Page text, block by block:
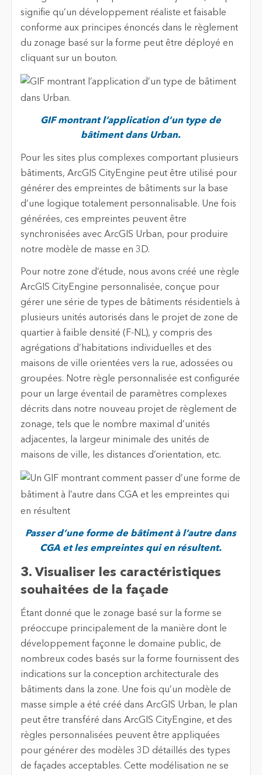
signifie qu’un développement réaliste et faisable
conforme aux principes énoncés dans le règlement
du zonage basé sur la forme peut être déployé en
cliquant sur un bouton.
GIF montrant l’application d’un type de
bâtiment dans Urban.
Pour les sites plus complexes comportant plusieurs
bâtiments, ArcGIS CityEngine peut être utilisé pour
générer des empreintes de bâtiments sur la base
d’une logique totalement personnalisable. Une fois
générées, ces empreintes peuvent être
synchronisées avec ArcGIS Urban, pour produire
notre modèle de masse en 3D.
Pour notre zone d’étude, nous avons créé une règle
ArcGIS CityEngine personnalisée, conçue pour
gérer une série de types de bâtiments résidentiels à
plusieurs unités autorisés dans le projet de zone de
quartier à faible densité (F-NL), y compris des
agrégations d’habitations individuelles et des
maisons de ville orientées vers la rue, adossées ou
groupées. Notre règle personnalisée est configurée
pour un large éventail de paramètres complexes
décrits dans notre nouveau projet de règlement de
zonage, tels que le nombre maximal d’unités
adjacentes, la largeur minimale des unités de
maisons de ville, les distances d’orientation, etc.
Passer d’une forme de bâtiment à l’autre dans
CGA et les empreintes qui en résultent.
3.Visualiser les caractéristiques
souhaitées de la façade
Étant donné que le zonage basé sur la forme se
préoccupe principalement de la manière dont le
développement façonne le domaine public, de
nombreux codes basés sur la forme fournissent des
indications sur la conception architecturale des
bâtiments dans la zone. Une fois qu’un modèle de
masse simple a été créé dans ArcGIS Urban, le plan
peut être transféré dans ArcGIS CityEngine, et des
règles personnalisées peuvent être appliquées
pour générer des modèles 3D détaillés des types
de façades acceptables. Cette modélisation ne se